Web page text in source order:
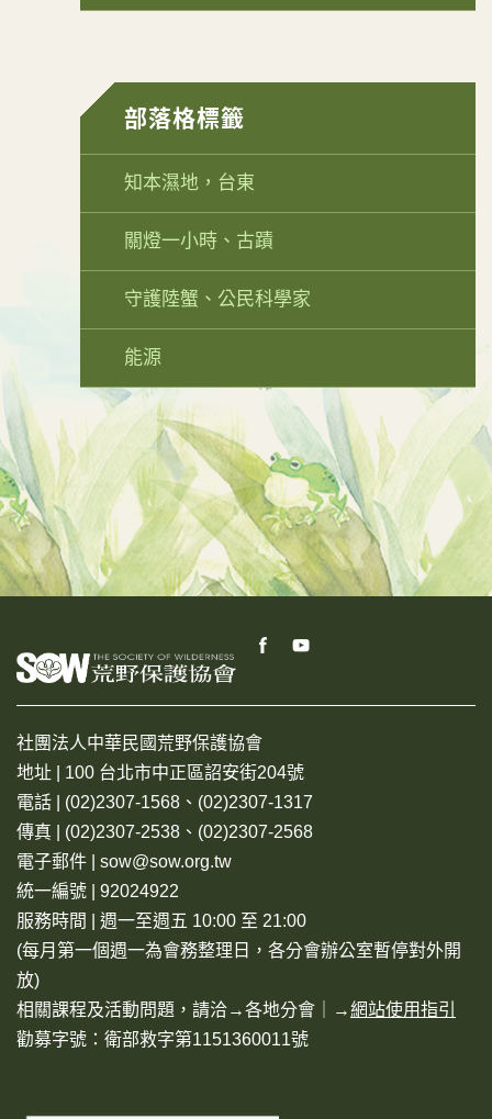
部落格標籤
知本濕地，台東
關燈一小時、古蹟
守護陸蟹、公民科學家
能源
社團法人中華民國荒野保護協會
地址 | 100 台北市中正區詔安街204號
電話 | (02)2307-1568、(02)2307-1317
傳真 | (02)2307-2538、(02)2307-2568
電子郵件 | sow@sow.org.tw
統一編號 | 92024922
服務時間 | 週一至週五 10:00 至 21:00
(每月第一個週一為會務整理日，各分會辦公室暫停對外開
放)
相關課程及活動問題，請洽→各地分會 ｜→網站使用指引
勸募字號：衛部救字第1151360011號